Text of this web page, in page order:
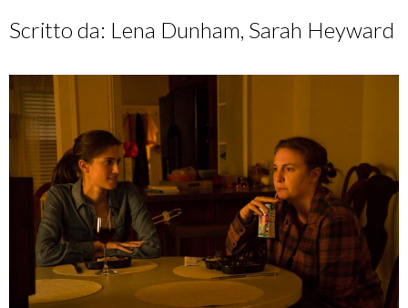
Scritto da: Lena Dunham, Sarah Heyward